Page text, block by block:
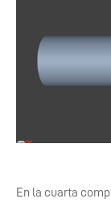
En la cuarta